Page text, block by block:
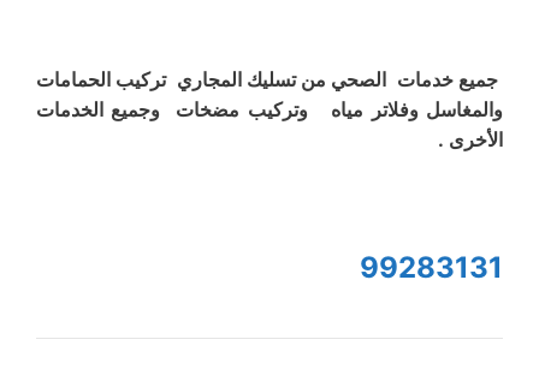
جميع خدمات الصحي من تسليك المجاري تركيب الحمامات
والمغاسل وفلاتر مياه وتركيب مضخات وجميع الخدمات
الأخرى .
99283131